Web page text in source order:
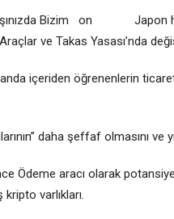
Bizim on Japon
ve Takas Yasası’nda
içeriden öğrenenlerin
daha şeffaf olmasını ve
Ödeme aracı olarak
varlıkları.